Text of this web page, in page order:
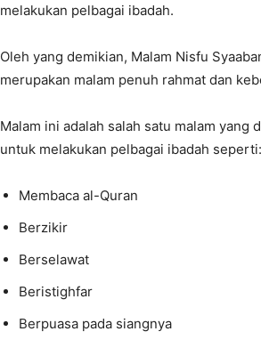
melakukan pelbagai ibadah.
Oleh yang demikian, Malam Nisfu
merupakan malam penuh rahmat dan
Malam ini adalah salah satu malam yang
untuk melakukan pelbagai ibadah seperti:
Membaca al-Quran
Berzikir
Berselawat
Beristighfar
Berpuasa pada siangnya